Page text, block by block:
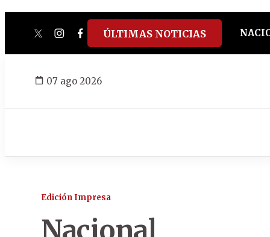
twitterinstagram
facebook
tiktokyoutube
spotify
ÚLTIMAS NOTICIAS
07 ago 2026
Edición Impresa